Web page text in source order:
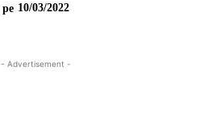
pe 10/03/2022
- Advertisement -